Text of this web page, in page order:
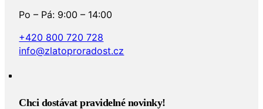
Po – Pá: 9:00 – 14:00
+420 800 720 728
info@zlatoproradost.cz
Chci dostávat pravidelné novinky!​